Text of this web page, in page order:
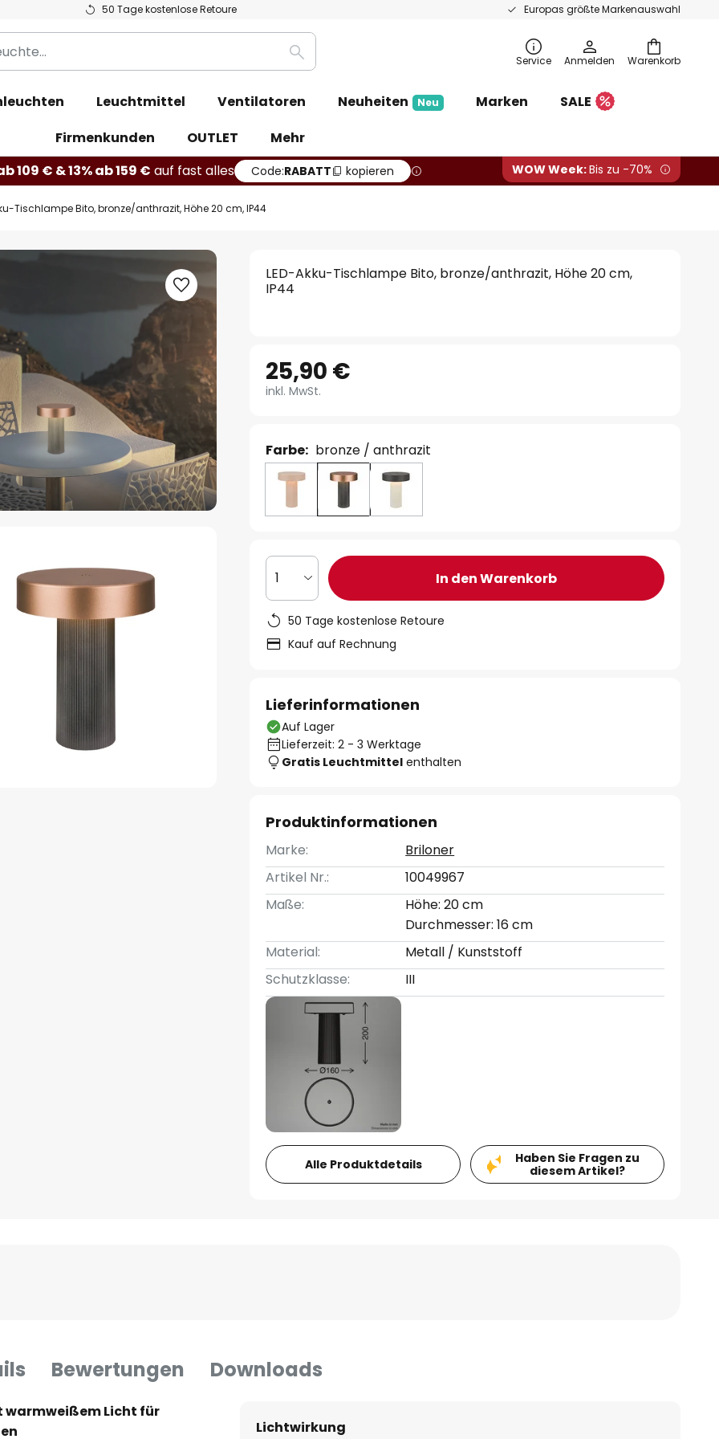
50 Tage kostenlose Retoure Europas größte Markenauswahl
Warenkorb
Suche Service Anmelden
Leuchtmittel Ventilatoren Neuheiten Neu Marken
SALE
Firmenkunden
OUTLET
Mehr
109 € & 13% ab 159 € auf fast alles Code:RABATT kopieren WOW Week:Bis zu -70%
Tischlampe Bito, bronze/anthrazit, Höhe 20 cm, IP44
LED-Akku-Tischlampe Bito, bronze/anthrazit, Höhe 20 cm,
IP44
25,90 €
inkl. MwSt.
Farbe: bronze / anthrazit
1 In den Warenkorb
50 Tage kostenlose Retoure
Kauf auf Rechnung
Lieferinformationen
Auf Lager
Lieferzeit: 2 - 3 Werktage
Gratis Leuchtmittel enthalten
Produktinformationen
Marke:
Briloner
Artikel Nr.:
10049967
Maße:
Höhe: 20 cm
Durchmesser: 16 cm
Material:
Metall / Kunststoff
Schutzklasse:
III
Alle Produktdetails
Haben Sie Fragen zu
diesem Artikel?
Bewertungen Downloads
warmweißem Licht für
Lichtwirkung